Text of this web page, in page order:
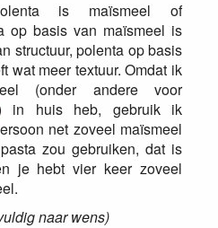
is maïsmeel of
op basis van maïsmeel is
structuur, polenta op basis
wat meer textuur. Omdat ik
(onder andere voor
in huis heb, gebruik ik
net zoveel maïsmeel
zou gebruiken, dat is
je hebt vier keer zoveel
naar wens)